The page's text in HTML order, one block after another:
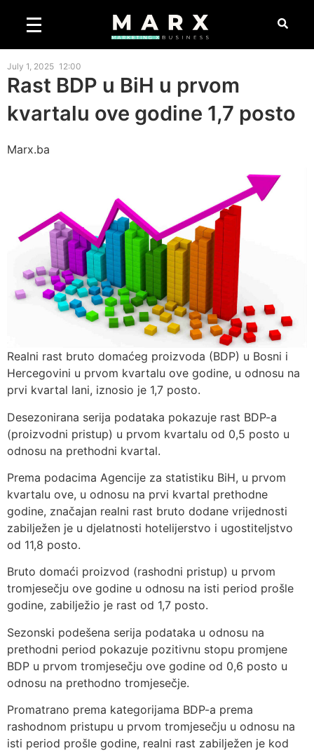
July 1, 2025 12:00
Rast BDP u BiH u prvom
kvartalu ove godine 1,7 posto
Marx.ba
Realni rast bruto domaćeg proizvoda (BDP) u Bosni i
Hercegovini u prvom kvartalu ove godine, u odnosu na
prvi kvartal lani, iznosio je 1,7 posto.
Desezonirana serija podataka pokazuje rast BDP-a
(proizvodni pristup) u prvom kvartalu od 0,5 posto u
odnosu na prethodni kvartal.
Prema podacima Agencije za statistiku BiH, u prvom
kvartalu ove, u odnosu na prvi kvartal prethodne
godine, značajan realni rast bruto dodane vrijednosti
zabilježen je u djelatnosti hotelijerstvo i ugostiteljstvo
od 11,8 posto.
Bruto domaći proizvod (rashodni pristup) u prvom
tromjesečju ove godine u odnosu na isti period prošle
godine, zabilježio je rast od 1,7 posto.
Sezonski podešena serija podataka u odnosu na
prethodni period pokazuje pozitivnu stopu promjene
BDP u prvom tromjesečju ove godine od 0,6 posto u
odnosu na prethodno tromjesečje.
Promatrano prema kategorijama BDP-a prema
rashodnom pristupu u prvom tromjesečju u odnosu na
isti period prošle godine, realni rast zabilježen je kod